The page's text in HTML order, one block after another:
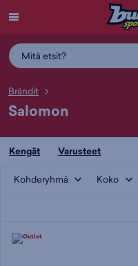
Brändit
Salomon
Kengät Varusteet
Kohderyhmä Koko